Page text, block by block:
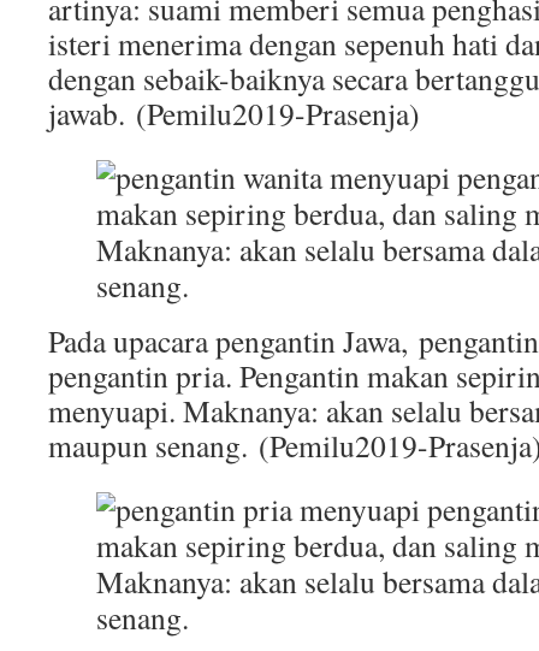
artinya: suami memberi semua
isteri menerima dengan sepenuh hati
dengan sebaik-baiknya secara
jawab. (Pemilu2019-Prasenja)
Pada upacara pengantin Jawa,
pengantin pria. Pengantin makan
menyuapi. Maknanya: akan selalu
maupun senang. (Pemilu2019-